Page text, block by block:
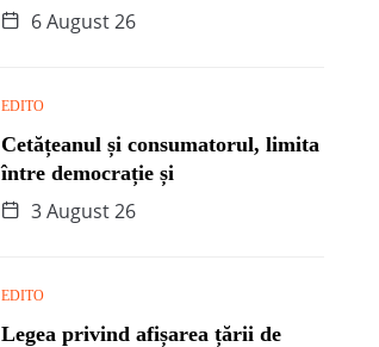
6 August 26
EDITO
Cetățeanul și consumatorul, limita
între democrație și
3 August 26
EDITO
Legea privind afișarea țării de